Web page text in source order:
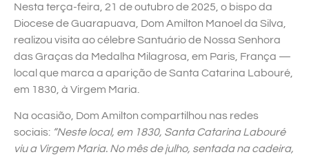
Nesta terça-feira, 21 de outubro de 2025, o bispo da
Diocese de Guarapuava, Dom Amilton Manoel da Silva,
realizou visita ao célebre Santuário de Nossa Senhora
das Graças da Medalha Milagrosa, em Paris, França —
local que marca a aparição de Santa Catarina Labouré,
em 1830, à Virgem Maria.
Na ocasião, Dom Amilton compartilhou nas redes
sociais: “Neste local, em 1830, Santa Catarina Labouré
viu a Virgem Maria. No mês de julho, sentada na cadeira,